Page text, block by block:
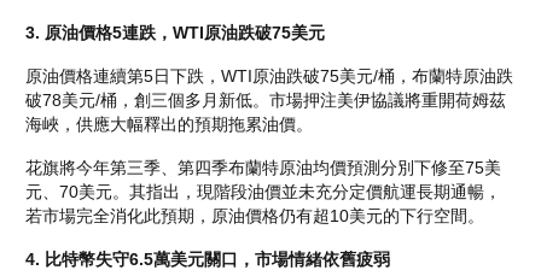
3. 原油價格5連跌，WTI原油跌破75美元
原油價格連續第5日下跌，WTI原油跌破75美元/桶，布蘭特原油跌
破78美元/桶，創三個多月新低。市場押注美伊協議將重開荷姆茲
海峽，供應大幅釋出的預期拖累油價。
花旗將今年第三季、第四季布蘭特原油均價預測分別下修至75美
元、70美元。其指出，現階段油價並未充分定價航運長期通暢，
若市場完全消化此預期，原油價格仍有超10美元的下行空間。
4. 比特幣失守6.5萬美元關口，市場情緒依舊疲弱